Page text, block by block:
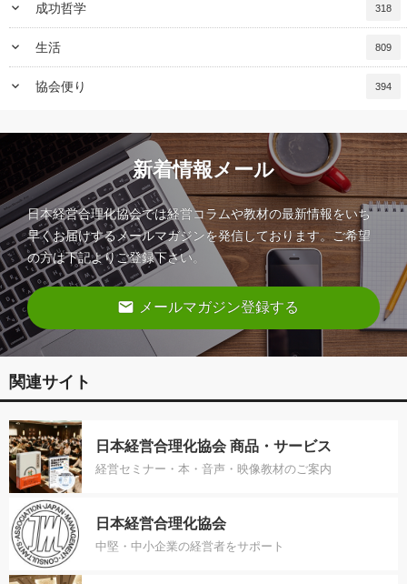
keyboard_arrow_down 成功哲学 318
keyboard_arrow_down 生活 809
keyboard_arrow_down 協会便り 394
新着情報メール
日本経営合理化協会では経営コラムや教材の最新情報をいち
早くお届けするメールマガジンを発信しております。ご希望
の方は下記よりご登録下さい。
email メールマガジン登録する
関連サイト
日本経営合理化協会 商品・サービス
経営セミナー・本・音声・映像教材のご案内
日本経営合理化協会
中堅・中小企業の経営者をサポート